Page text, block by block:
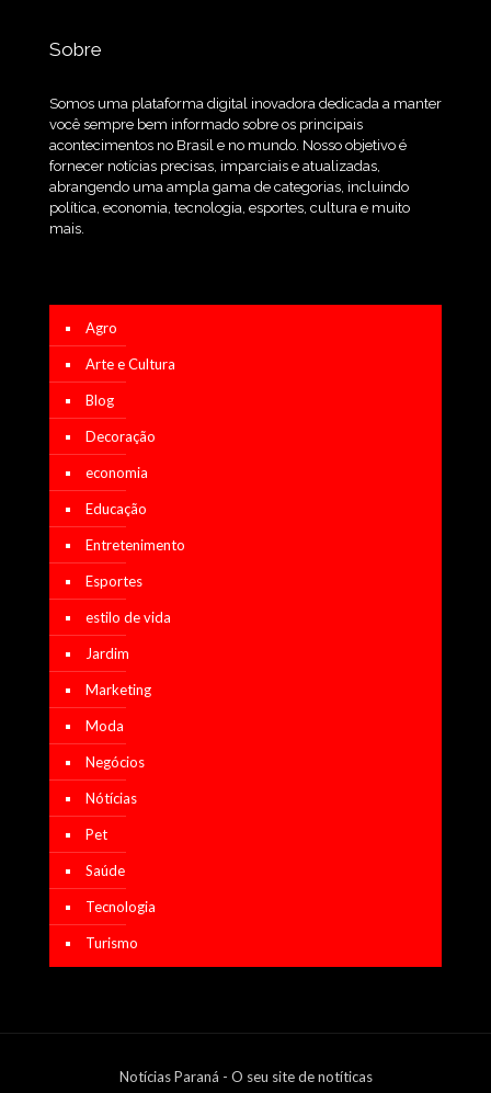
Sobre
Somos uma plataforma digital inovadora dedicada a manter
você sempre bem informado sobre os principais
acontecimentos no Brasil e no mundo. Nosso objetivo é
fornecer notícias precisas, imparciais e atualizadas,
abrangendo uma ampla gama de categorias, incluindo
política, economia, tecnologia, esportes, cultura e muito
mais.
Agro
Arte e Cultura
Blog
Decoração
economia
Educação
Entretenimento
Esportes
estilo de vida
Jardim
Marketing
Moda
Negócios
Nótícias
Pet
Saúde
Tecnologia
Turismo
Notícias Paraná - O seu site de notíticas